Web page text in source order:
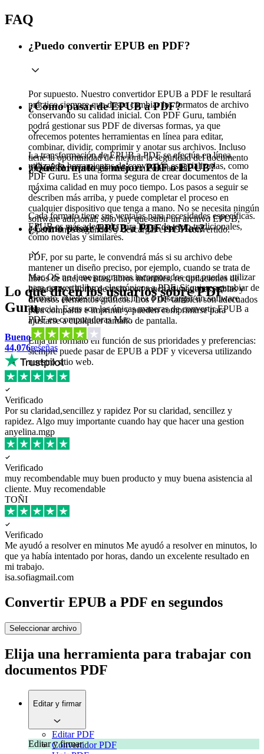
FAQ
¿Puedo convertir EPUB en PDF?
Por supuesto. Nuestro convertidor EPUB a PDF le resultará
práctico siempre que desee cambiar los formatos de archivo
conservando su calidad inicial. Con PDF Guru, también
podrá gestionar sus PDF de diversas formas, ya que
ofrecemos potentes herramientas en línea para editar,
combinar, dividir, comprimir y anotar sus archivos. Incluso
tiene la oportunidad de mejorar la seguridad del documento
firmándolo o protegiéndolo con contraseña..
¿Como pasar de EPUB a PDF?
La transformación de EPUB a PDF se efectúa en línea
utilizando herramientas de conversión especializadas, como
PDF Guru. Es una forma segura de crear documentos de la
máxima calidad en muy poco tiempo. Los pasos a seguir se
describen más arriba, y puede completar el proceso en
cualquier dispositivo que tenga a mano. No se necesita ningún
software adicional; sólo hay que subir un archivo EPUB,
esperar unos segundos y descargar el PDF convertido.
¿Qué formato es mejor: PDF o EPUB?
Cada formato tiene sus ventajas para necesidades específicas.
EPUB es más adecuado para libros de texto tradicionales,
como novelas y similares.
PDF, por su parte, le convendrá más si su archivo debe
mantener un diseño preciso, por ejemplo, cuando se trata de
libros de arte, revistas, libros infantiles, recopilaciones de
historietas y libros de texto con muchas imágenes, tablas y
diversos elementos gráficos. Los PDF también son adecuados
para compartir e imprimir y pueden comprimirse para
ajustarse a cualquier tamaño de pantalla.
Elija un formato en función de sus prioridades y preferencias:
siempre puede pasar de EPUB a PDF y viceversa utilizando
nuestro sitio web.
¿Como pasar EPUB a PDF en Mac?
Mac OS no tiene programas incorporados que puedas utilizar
para convertir libros electrónicos a PDF. Si quieres cambiar de
formato, puedes hacerlo en línea o descargar un software
especial. Estas son las únicas maneras de convertir EPUB a
PDF en computadoras Mac.
Lo que dicen los usuarios sobre PDF
Guru
Bueno
44,076reseñas
Verificado
Por su claridad,sencillez y rapidez Por su claridad, sencillez y
rapidez. Algo muy importante cuando hay que hacer una gestion
anyelina.mgp
Verificado
muy recombendable muy buen producto y muy buena asistencia al
cliente. Muy recomendable
TOÑI
Verificado
Me ayudó a resolver en minutos Me ayudó a resolver en minutos, lo
que ya había intentado por horas, dando un excelente resultado en
mi trabajo.
isa.sofiagmail.com
Convertir EPUB a PDF en segundos
Seleccionar archivo
Elija una herramienta para trabajar con
documentos PDF
Editar y firmar
Editar PDF
Convertidor PDF
Editar y firmar